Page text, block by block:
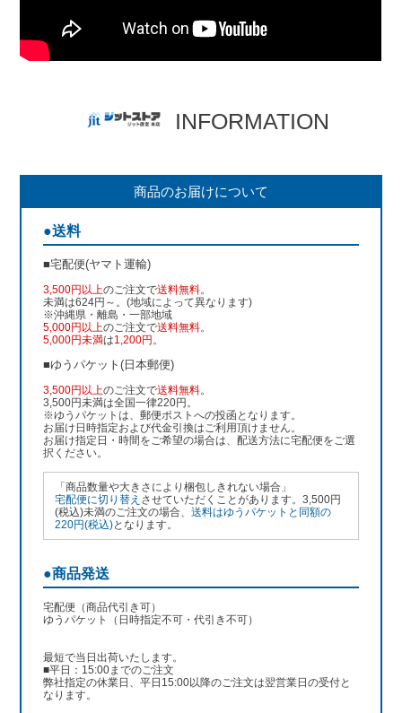
INFORMATION
商品のお届けについて
●送料
■宅配便(ヤマト運輸)
3,500円以上のご注文で送料無料。
未満は624円～。(地域によって異なります)
※沖縄県・離島・一部地域
5,000円以上のご注文で送料無料。
5,000円未満は1,200円 。
■ゆうパケット(日本郵便)
3,500円以上のご注文で送料無料。
3,500円未満は全国一律220円。
※ゆうパケットは、郵便ポストへの投函となります。
お届け日時指定および代金引換はご利用頂けません。
お届け指定日・時間をご希望の場合は、配送方法に宅配便をご選
択ください。
「商品数量や大きさにより梱包しきれない場合」
宅配便に切り替え させていただくことがあります。3,500円
(税込)未満のご注文の場合、送料はゆうパケットと同額の
220円(税込)となります。
●商品発送
宅配便（商品代引き可）
ゆうパケット（日時指定不可・代引き不可）
最短で当日出荷いたします。
■平日：15:00までのご注文
弊社指定の休業日、平日15:00以降のご注文は翌営業日の受付と
なります。